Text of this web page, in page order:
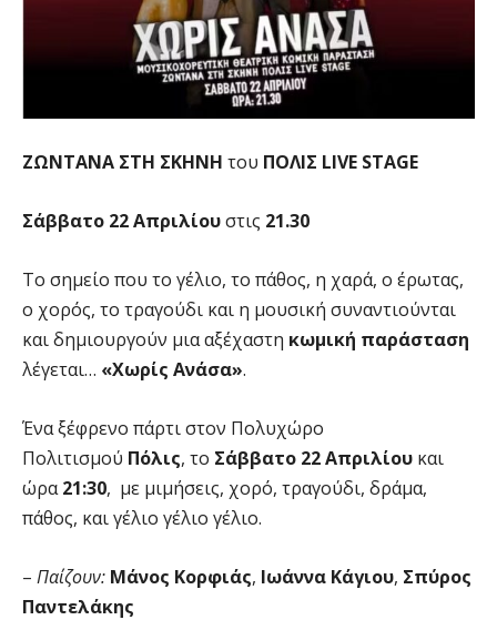
ΖΩΝΤΑΝΑ ΣΤΗ ΣΚΗΝΗ του ΠΟΛΙΣ LIVE STAGE
Σάββατο 22 Απριλίουστις 21.30
Το σημείο που το γέλιο, το πάθος, η χαρά, ο έρωτας,
ο χορός, το τραγούδι και η μουσική συναντιούνται
και δημιουργούν μια αξέχαστη κωμική παράσταση
λέγεται… «Χωρίς Ανάσα».
Ένα ξέφρενο πάρτι στον Πολυχώρο
Πολιτισμού Πόλις, το Σάββατο 22 Απριλίου και
ώρα21:30, με μιμήσεις, χορό, τραγούδι, δράμα,
πάθος, και γέλιο γέλιο γέλιο.
– Παίζουν: Μάνος Κορφιάς, Ιωάννα Κάγιου, Σπύρος
Παντελάκης